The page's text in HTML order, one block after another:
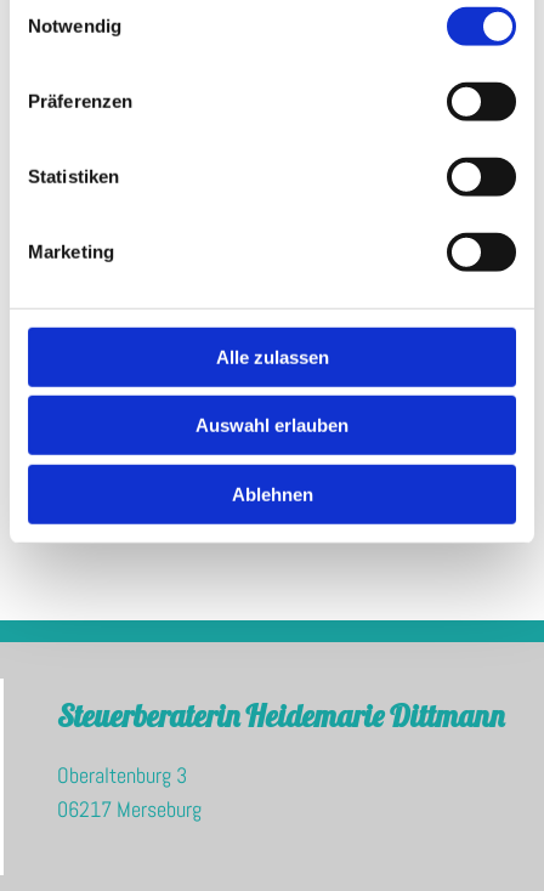
Notwendig
Präferenzen
Statistiken
Marketing
Alle zulassen
Auswahl erlauben
Ablehnen
Steuerberaterin Heidemarie Dittmann
Oberaltenburg 3
06217 Merseburg